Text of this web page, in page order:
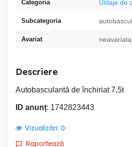
Categoria Utilaje de
Subcategoria
Avariat neavariata
Descriere
Autobasculantă de închiriat 7,5t
ID anunț: 1742823443
Vizualizări: 0
Raportează